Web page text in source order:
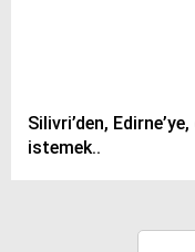
Silivri’den,
istemek..